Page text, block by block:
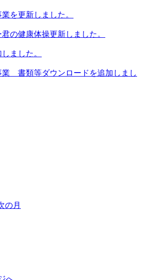
を更新しました。
の健康体操更新しました。
ました。
業 書類等ダウンロードを追加しまし
の月